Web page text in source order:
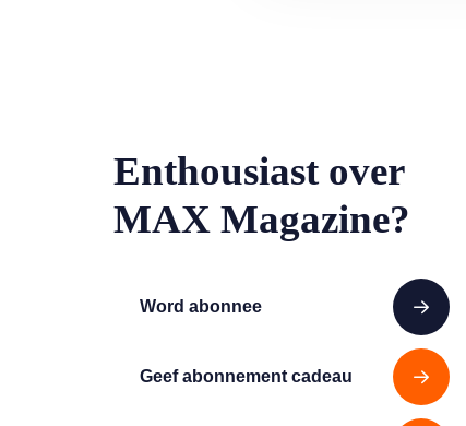
Enthousiast over
MAX Magazine?
Word abonnee
Geef abonnement cadeau